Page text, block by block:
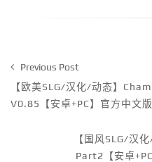
Previous Post
【欧美SLG/汉化/动态】
V0.85【安卓+PC】官方中文
【国风SLG/汉
Part2【安卓